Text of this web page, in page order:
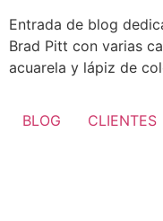
Entrada de blog
Brad Pitt con varias
acuarela y lápiz de
BLOG CLIENTES